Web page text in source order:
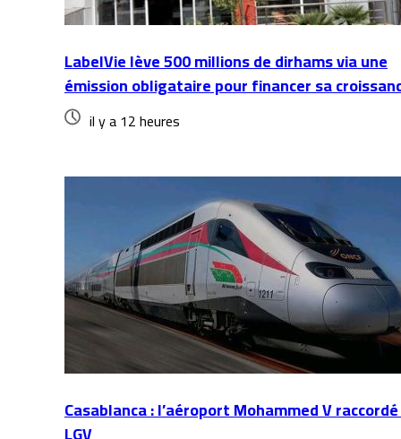
LabelVie lève 500 millions de dirhams via une
émission obligataire pour financer sa
il y a 12 heures
Casablanca : l’aéroport Mohammed V